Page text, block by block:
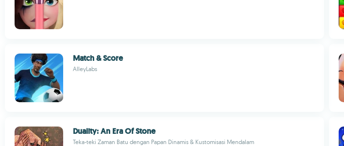
Match & Score
AlleyLabs
Duality: An Era Of Stone
Teka-teki Zaman Batu dengan Papan Dinamis & Kustomisasi Mendalam